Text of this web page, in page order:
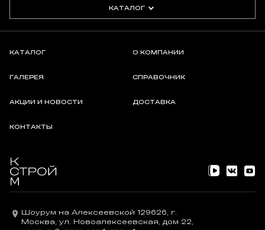
КАТАЛОГ
КАТАЛОГ О КОМПАНИИ
ГАЛЕРЕЯ СПРАВОЧНИК
АКЦИИ И НОВОСТИ ДОСТАВКА
КОНТАКТЫ
Шоурум на Алексеевской 129626, г.
Москва, ул. Новоалексеевская, дом 22,